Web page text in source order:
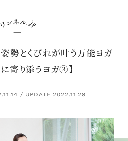
勢とくびれが叶う万能ヨガ
寄り添うヨガ③】
/ UPDATE 2022.11.29